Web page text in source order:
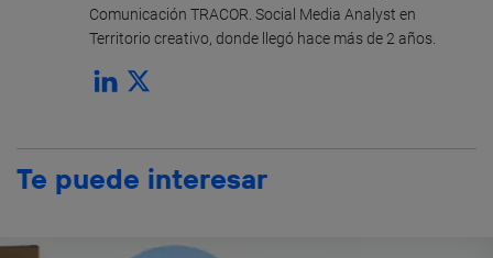
Comunicación TRACOR. Social Media Analyst en
Territorio creativo, donde llegó hace más de 2 años.
Te puede interesar